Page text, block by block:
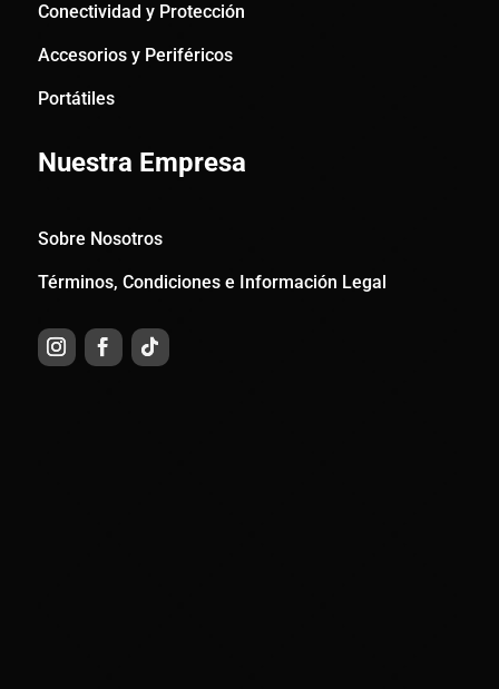
Conectividad y Protección
Accesorios y Periféricos
Portátiles
Nuestra Empresa
Sobre Nosotros
Términos, Condiciones e Información Legal